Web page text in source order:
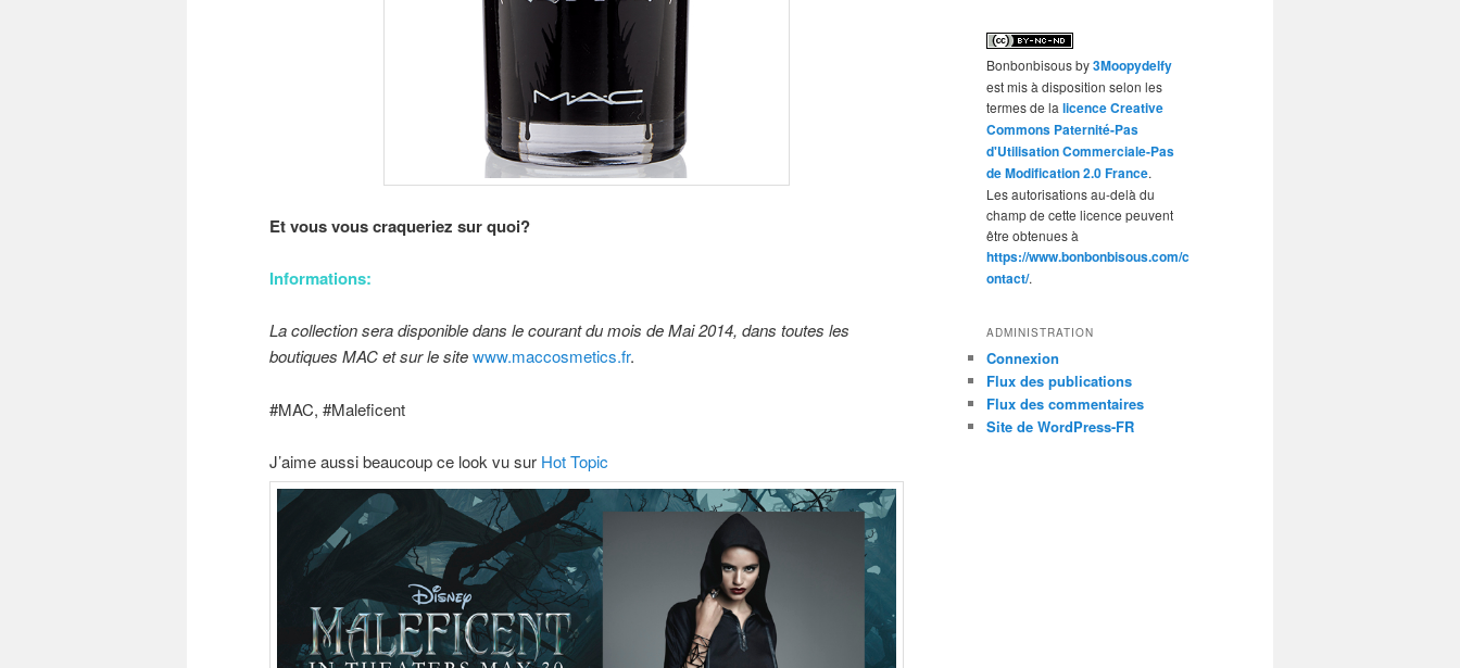
Et vous vous craqueriez sur quoi?
Informations:
La collection sera disponible dans le courant du mois de Mai 2014, dans toutes les
boutiques MAC et sur le sitewww.maccosmetics.fr.
#MAC, #Maleficent
J’aime aussi beaucoup ce look vu sur Hot Topic
Bonbonbisousby3Moopydelfy
est mis à disposition selon les
termes de la licence Creative
Commons Paternité-Pas
d'Utilisation Commerciale-Pas
de Modification 2.0 France.
Les autorisations au-delà du
champ de cette licence peuvent
être obtenues à
https://www.bonbonbisous.com/c
ontact/.
ADMINISTRATION
Connexion
Flux des publications
Flux des commentaires
Site de WordPress-FR